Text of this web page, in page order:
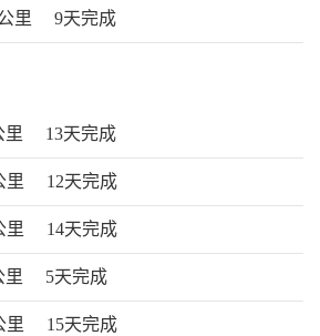
里 9天完成
里 13天完成
里 12天完成
里 14天完成
里 5天完成
里 15天完成